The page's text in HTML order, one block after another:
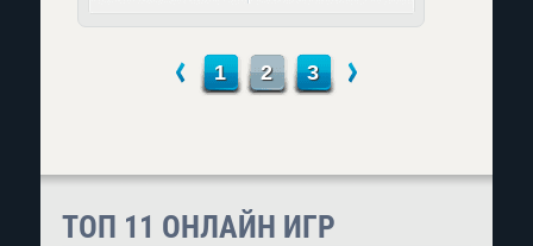
←1 2 3
ТОП 11 ОНЛАЙН ИГР